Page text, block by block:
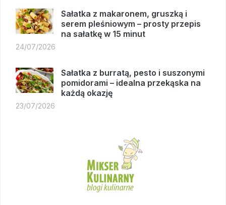
Sałatka z makaronem, gruszką i
serem pleśniowym – prosty przepis
na sałatkę w 15 minut
24/07/2026
Sałatka z burratą, pesto i suszonymi
pomidorami – idealna przekąska na
każdą okazję
23/07/2026